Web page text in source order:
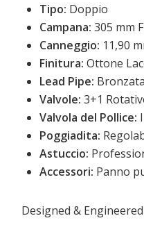
Tipo: Doppio
Campana: 305 mm
Canneggio: 11,90
Finitura: Ottone
Lead Pipe: Bronzata
Valvole: 3+1
Valvola del Pollice:
Poggiadita:
Astuccio:
Accessori: Panno
Designed &